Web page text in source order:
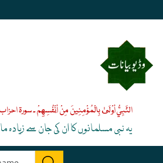
النَّبِيُّ أَوْلَىٰ بِالْمُؤْمِنِينَ مِنْ أَنْفُسِهِمْ ۔ سورۃ احزاب
یہ نبی مسلمانوں کا ان کی جان سے زیادہ